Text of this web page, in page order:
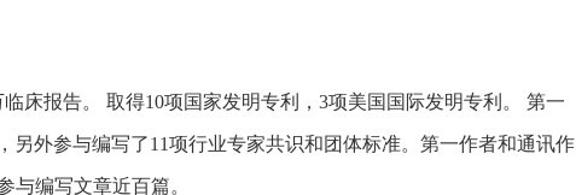
床报告。 取得10项国家发明专利，3项美国国际发明专利。 第一
另外参与编写了11项行业专家共识和团体标准。第一作者和通讯作
与编写文章近百篇。